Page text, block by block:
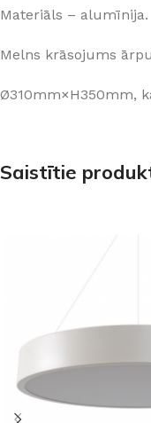
Materiāls – alumīnija.
Melns krāsojums
Ø310mm×H350mm,
Saistītie